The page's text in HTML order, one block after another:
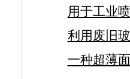
用于工业
利用废旧
一种超薄